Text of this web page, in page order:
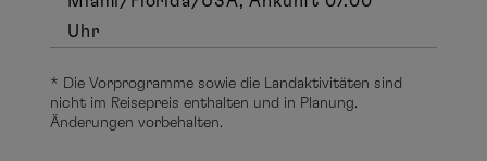
Uhr
* Die Vorprogramme sowie die Landaktivitäten sind
nicht im Reisepreis enthalten und in Planung.
Änderungen vorbehalten.